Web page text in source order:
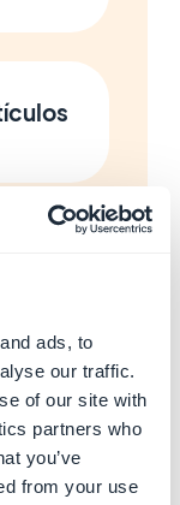
ads, to
our traffic.
of our site with
partners who
you’ve
from your use
de